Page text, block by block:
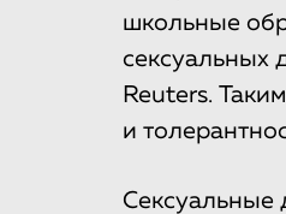
школьные
сексуальных
Reuters.
и
Сексуальные